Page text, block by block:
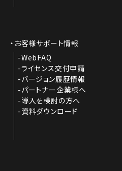
お客様サポート情報
WebFAQ
ライセンス交付申請
バージョン履歴情報
パートナー企業様へ
導入を検討の方へ
資料ダウンロード